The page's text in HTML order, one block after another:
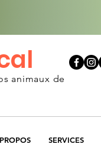
animaux de
SERVICES